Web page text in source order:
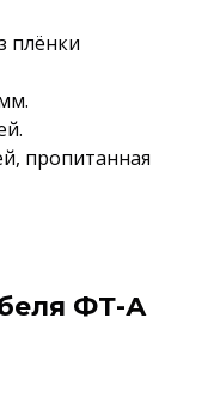
плёнки
пропитанная
ФТ-А